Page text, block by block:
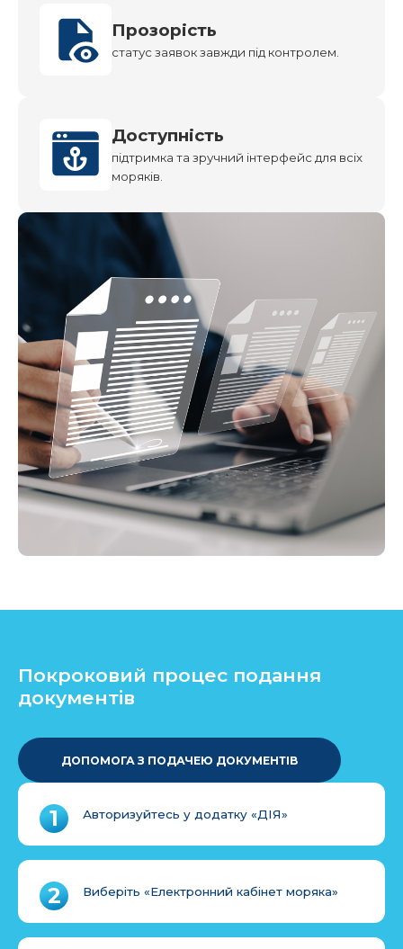
Прозорість
статус заявок завжди під контролем.
Доступність
підтримка та зручний інтерфейс для всіх
моряків.
Покроковий процес подання
документів
ДОПОМОГА З ПОДАЧЕЮ ДОКУМЕНТІВ
Авторизуйтесь у додатку «ДІЯ»
Виберіть «Електронний кабінет моряка»